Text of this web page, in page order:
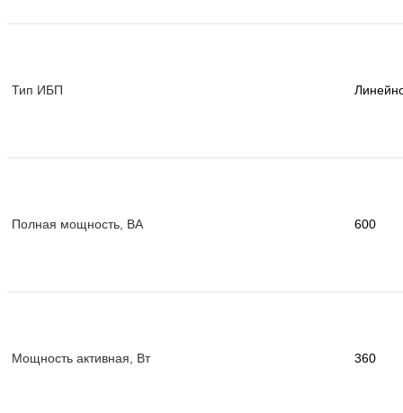
Тип ИБП
Полная мощность, ВА 600
Мощность активная, Вт 360